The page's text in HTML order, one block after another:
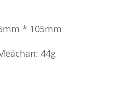
* 105mm
44g